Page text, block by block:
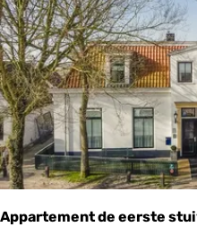
k
j
e
:e
r
o
p
:
Appartement de eerste